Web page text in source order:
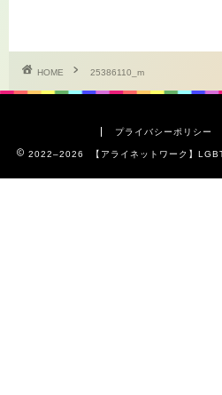
HOME 25386110_m
プライバシーポリシー
2022–2026 【アライネットワーク】